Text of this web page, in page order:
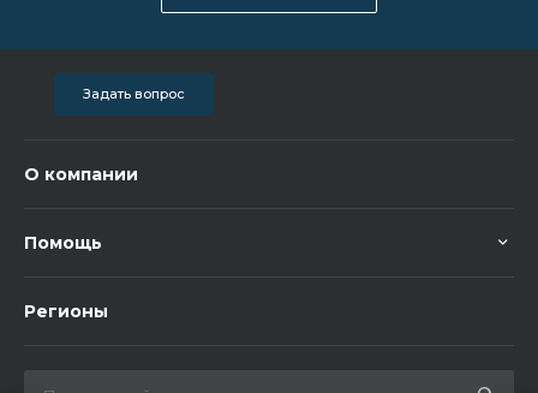
Задать вопрос
О компании
Помощь
Регионы